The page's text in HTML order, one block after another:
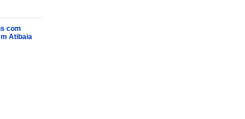
com
Atibaia